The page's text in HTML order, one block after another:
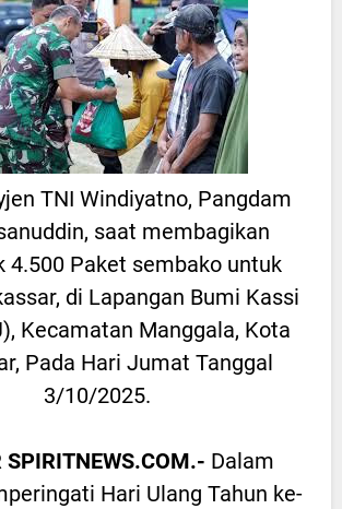
TNI Windiyatno, Pangdam
saat membagikan
4.500 Paket sembako untuk
di Lapangan Bumi Kassi
Kecamatan Manggala, Kota
Pada Hari Jumat Tanggal
3/10/2025.
SPIRITNEWS.COM.- Dalam
Hari Ulang Tahun ke-